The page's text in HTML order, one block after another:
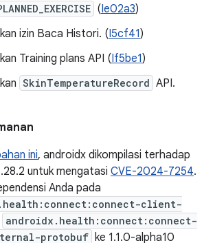
(Ie02a3)
izin Baca Histori. (I5cf41)
Training plans API (If5be1)
SkinTemperatureRecord API.
ini, androidx dikompilasi terhadap
untuk mengatasi CVE-2024-7254.
Anda pada
client-
androidx.health:connect:connect-
protobuf ke 1.1.0-alpha10